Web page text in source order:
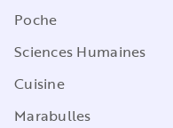
Poche
Sciences Humaines
Cuisine
Marabulles